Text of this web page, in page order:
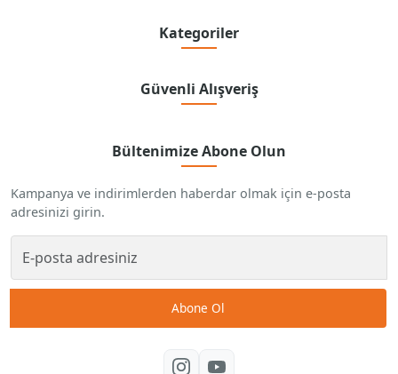
Kategoriler
Güvenli Alışveriş
Bültenimize Abone Olun
Kampanya ve indirimlerden haberdar olmak için e-posta
adresinizi girin.
Abone Ol